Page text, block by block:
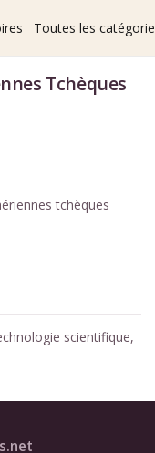
Toutes les
Tchèques
tchèques
scientifique,